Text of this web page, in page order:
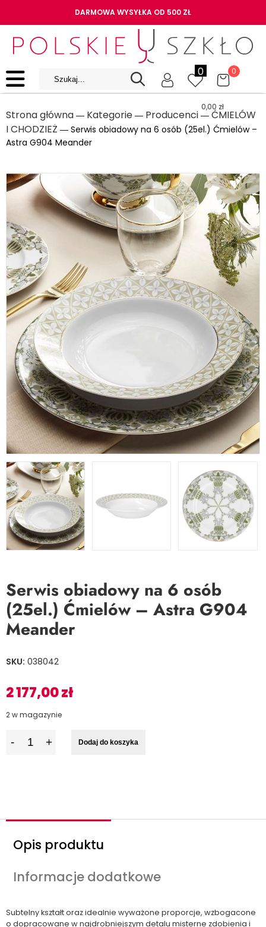
DARMOWA WYSYŁKA OD 500 ZŁ
0 0
0,00 zł
Strona główna ― Kategorie ― Producenci ― ĆMIELÓW
I CHODZIEŻ ― Serwis obiadowy na 6 osób (25el.) Ćmielów –
Astra G904 Meander
Serwis obiadowy na 6 osób
(25el.) Ćmielów – Astra G904
Meander
SKU: 038042
2 177,00zł
2 w magazynie
Dodaj do koszyka
Opis produktu
Informacje dodatkowe
Subtelny kształt oraz idealnie wyważone proporcje, wzbogacone
o dopracowane w najdrobniejszym detalu misterne zdobienia i